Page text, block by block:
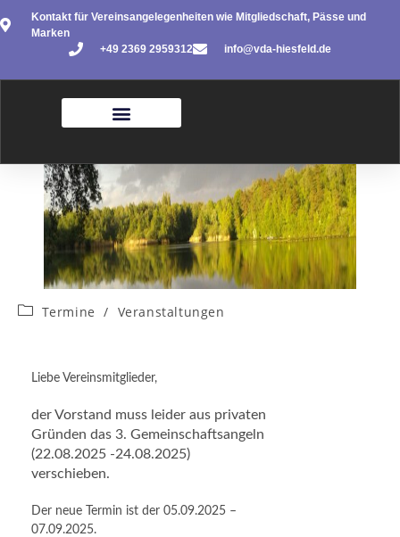
Kontakt für Vereinsangelegenheiten wie Mitgliedschaft, Pässe und
Marken
+49 2369 2959312
info@vda-hiesfeld.de
Termine / Veranstaltungen
Liebe Vereinsmitglieder,
der Vorstand muss leider aus privaten
Gründen das 3. Gemeinschaftsangeln
(22.08.2025 -24.08.2025)
verschieben.
Der neue Termin ist der 05.09.2025 –
07.09.2025.